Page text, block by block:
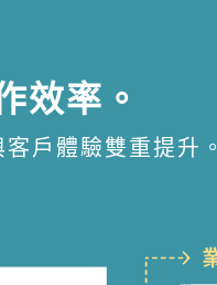
效率。
戶體驗雙重提升。